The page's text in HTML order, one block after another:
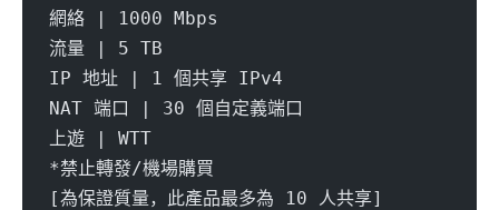
網絡 | 1000 Mbps
流量 | 5 TB
IP 地址 | 1 個共享 IPv4
NAT 端口 | 30 個自定義端口
上遊 | WTT
*禁止轉發/機場購買
[為保證質量，此產品最多為 10 人共享]